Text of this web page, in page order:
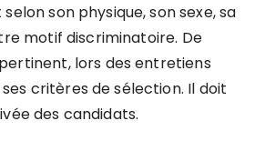
son physique, son sexe, sa
motif discriminatoire. De
lors des entretiens
critères de sélection. Il doit
des candidats.